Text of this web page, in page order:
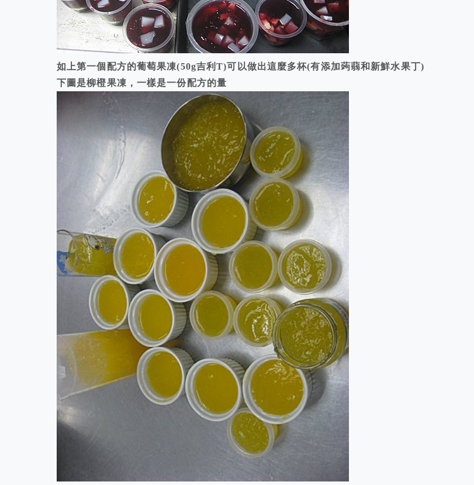
如上第一個配方的葡萄果凍(50g吉利T)可以做出這麼多杯(有添加蒟蒻和新鮮水果丁)
下圖是柳橙果凍，一樣是一份配方的量